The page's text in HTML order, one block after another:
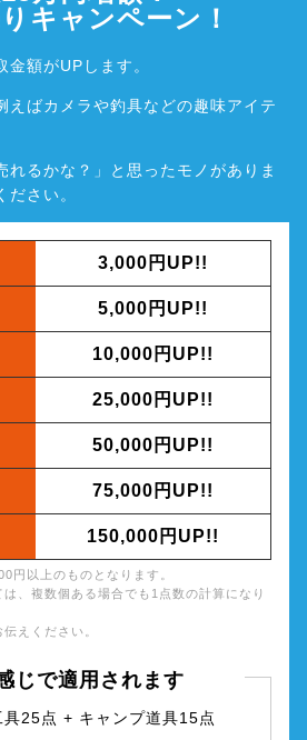
キャンペーン！
額がUPします。
えばカメラや釣具などの趣味アイテ
れるかな？」と思ったモノがありま
ださい。
3,000円UP!!
5,000円UP!!
10,000円UP!!
25,000円UP!!
50,000円UP!!
75,000円UP!!
150,000円UP!!
円以上のものとなります。
、複数個ある場合でも1点数の計算になり
えください。
じで適用されます
25点 + キャンプ道具15点